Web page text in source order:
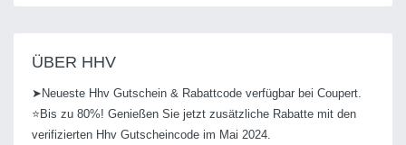
ÜBER HHV
➤Neueste Hhv Gutschein & Rabattcode verfügbar bei Coupert.
⭐Bis zu 80%! Genießen Sie jetzt zusätzliche Rabatte mit den
verifizierten Hhv Gutscheincode im Mai 2024.